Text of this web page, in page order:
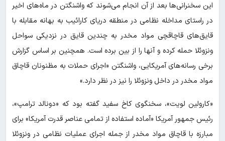
این سخنرانی‌ها بعد از آن انجام می‌شوند که واشنگتن در ماه‌های اخیر
در راستای مداخله نظامی در منطقه دریای کارائیب به بهانه مقابله با
قایق‌های قاچاقچی مواد مخدر به چندین قایق در نزدیکی سواحل
ونزوئلا حمله کرده و آنها را از بین برده است. همچنین بر اساس گزارش
برخی رسانه‌های آمریکایی، واشنگتن «اجرای حملات به مظنونان قاچاق
مواد مخدر در داخل ونزوئلا را نیز در نظر دارد.»
«کارولین لویت»، سخنگوی کاخ سفید گفته بود که «دونالد ترامپ»،
رئیس جمهور آمریکا «آماده استفاده از تمامی عناصر قدرت آمریکا» برای
مبارزه با قاچاق مواد مخدر از جمله اجرای عملیات نظامی در ونزوئلا